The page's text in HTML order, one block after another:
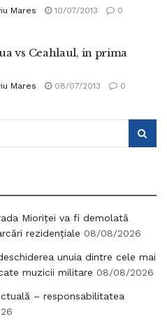
Mares 10/07/2013 0
vs Ceahlaul, in prima
Mares 08/07/2013 0
Mioriței va fi demolată
rezidențiale 08/08/2026
unuia dintre cele mai
muzicii militare 08/08/2026
– responsabilitatea